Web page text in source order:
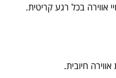
אווירה בכל רגע קריטית.
חיובית.